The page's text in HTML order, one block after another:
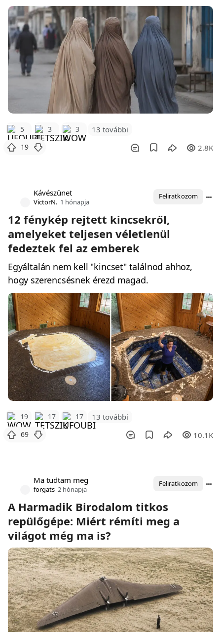
5 3 3 13 további
19 2.8K
Kávészünet
VictorN. 1 hónapja
Feliratkozom
12 fénykép rejtett kincsekről,
amelyeket teljesen véletlenül
fedeztek fel az emberek
Egyáltalán nem kell "kincset" találnod ahhoz,
hogy szerencsésnek érezd magad.
19 17 17 13 további
69 10.1K
Ma tudtam meg
forgats 2 hónapja
Feliratkozom
A Harmadik Birodalom titkos
repülőgépe: Miért rémíti meg a
világot még ma is?